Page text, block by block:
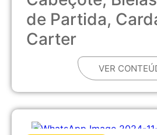
de Partida,
Carter
VER